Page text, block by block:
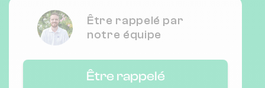
Être rappelé par
notre équipe
Être rappelé